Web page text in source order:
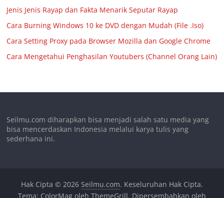
Jenis Jenis Rayap dan Fakta Menarik Seputar Rayap
Cara Burning Windows 10 ke DVD dengan Mudah (File .Iso)
Cara Setting Proxy pada Browser Mozilla dan Google Chrome
Cara Mengetahui Penghasilan Youtubers (Channel Orang Lain)
Seilmu.com diharapkan bisa menjadi salah satu media yang
bisa mencerdaskan Indonesia melalui karya tulis yang
sederhana ini.
Hak Cipta © 2026 Seilmu.com. Keseluruhan Hak Cipta.
Tema: ColorMagoleh ThemeGrill. Dipersembahkan oleh